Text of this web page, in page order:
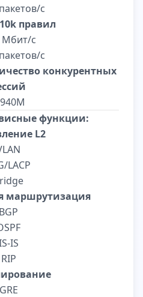
с
правил
Мбит/с
с
конкурентных
функции:
L2
LACP
маршрутизация
BGP
IS
RIP
GRE